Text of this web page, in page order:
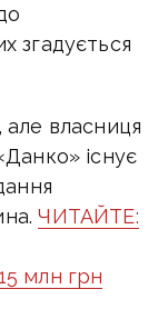
згадується
власниця
існує
ЧИТАЙТЕ:
млн грн